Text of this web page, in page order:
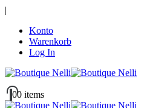
|
Konto
Warenkorb
Log In
00 items